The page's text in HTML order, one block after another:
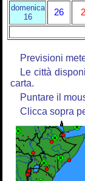
domenica
16
26
Previsioni
Le città
carta.
Puntare il
Clicca sopra